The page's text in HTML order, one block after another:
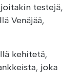
testejä,
Venäjää,
kehitetä,
joka